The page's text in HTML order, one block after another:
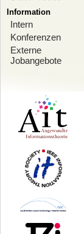
Information
Intern
Konferenzen
Externe
Jobangebote